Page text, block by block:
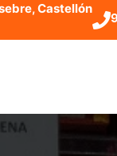
Castellón